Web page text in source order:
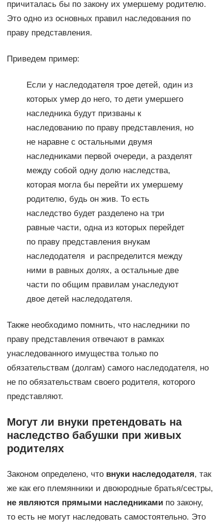
причиталась бы по закону их умершему родителю.
Это одно из основных правил наследования по
праву представления.
Приведем пример:
Если у наследодателя трое детей, один из
которых умер до него, то дети умершего
наследника будут призваны к
наследованию по праву представления, но
не наравне с остальными двумя
наследниками первой очереди, а разделят
между собой одну долю наследства,
которая могла бы перейти их умершему
родителю, будь он жив. То есть
наследство будет разделено на три
равные части, одна из которых перейдет
по праву представления внукам
наследодателя и распределится между
ними в равных долях, а остальные две
части по общим правилам унаследуют
двое детей наследодателя.
Также необходимо помнить, что наследники по
праву представления отвечают в рамках
унаследованного имущества только по
обязательствам (долгам) самого наследодателя, но
не по обязательствам своего родителя, которого
представляют.
Могут ли внуки претендовать на
наследство бабушки при живых
родителях
Законом определено, что внуки наследодателя, так
же как его племянники и двоюродные братья/сестры,
не являются прямыми наследникамипо закону,
то есть не могут наследовать самостоятельно. Это